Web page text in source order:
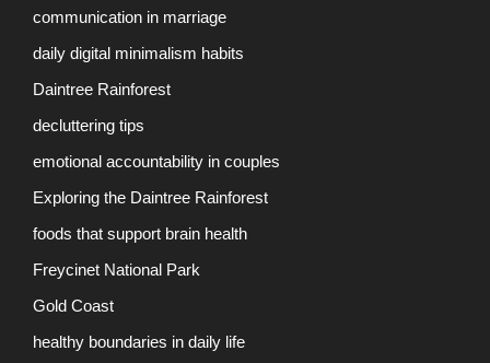
communication in marriage
daily digital minimalism habits
Daintree Rainforest
decluttering tips
emotional accountability in couples
Exploring the Daintree Rainforest
foods that support brain health
Freycinet National Park
Gold Coast
healthy boundaries in daily life